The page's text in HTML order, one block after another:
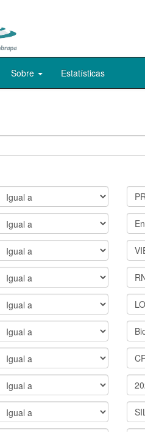
Sobre Estatísticas